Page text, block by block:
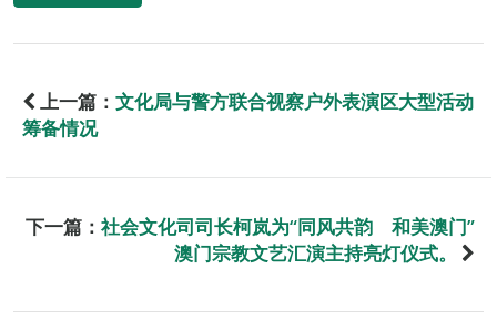
上一篇： 文化局与警方联合视察户外表演区大型活动
筹备情况
下一篇： 社会文化司司长柯岚为“同风共韵 和美澳门”
澳门宗教文艺汇演主持亮灯仪式。